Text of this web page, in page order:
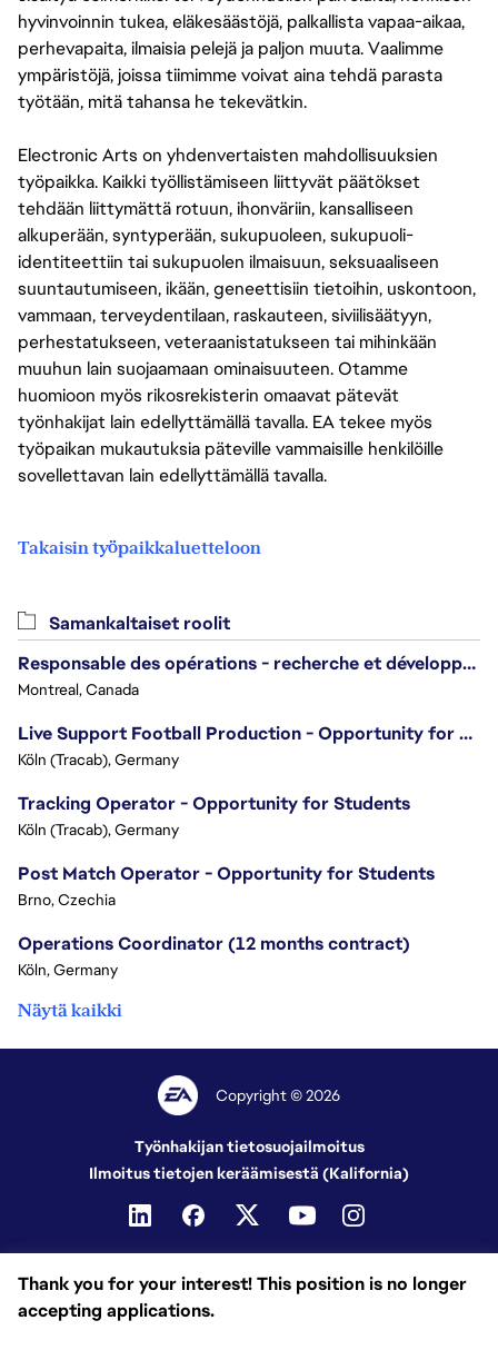
hyvinvoinnin tukea, eläkesäästöjä, palkallista vapaa-aikaa,
perhevapaita, ilmaisia pelejä ja paljon muuta. Vaalimme
ympäristöjä, joissa tiimimme voivat aina tehdä parasta
työtään, mitä tahansa he tekevätkin.
Electronic Arts on yhdenvertaisten mahdollisuuksien
työpaikka. Kaikki työllistämiseen liittyvät päätökset
tehdään liittymättä rotuun, ihonväriin, kansalliseen
alkuperään, syntyperään, sukupuoleen, sukupuoli-
identiteettiin tai sukupuolen ilmaisuun, seksuaaliseen
suuntautumiseen, ikään, geneettisiin tietoihin, uskontoon,
vammaan, terveydentilaan, raskauteen, siviilisäätyyn,
perhestatukseen, veteraanistatukseen tai mihinkään
muuhun lain suojaamaan ominaisuuteen. Otamme
huomioon myös rikosrekisterin omaavat pätevät
työnhakijat lain edellyttämällä tavalla. EA tekee myös
työpaikan mukautuksia päteville vammaisille henkilöille
sovellettavan lain edellyttämällä tavalla.
Takaisin työpaikkaluetteloon
Thank you for your interest! This position is no longer
accepting applications.
Samankaltaiset roolit
Responsable des opérations - recherche et développement/Head of Operations, Research & Development
Montreal, Canada
Live Support Football Production - Opportunity for Students!
Köln (Tracab), Germany
Tracking Operator - Opportunity for Students
Köln (Tracab), Germany
Post Match Operator - Opportunity for Students
Brno, Czechia
Operations Coordinator (12 months contract)
Köln, Germany
Näytä kaikki
Copyright © 2026
Työnhakijan tietosuojailmoitus
Ilmoitus tietojen keräämisestä (Kalifornia)